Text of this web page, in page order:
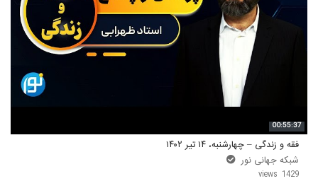
00:55:37
فقه و زندگی – چهارشنبه، ۱۴ تیر ۱۴۰۲
شبکه جهانی نور
1429 views